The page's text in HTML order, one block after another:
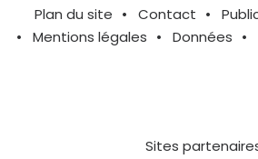
Plan du site Contact
Mentions légales
Données
Sites